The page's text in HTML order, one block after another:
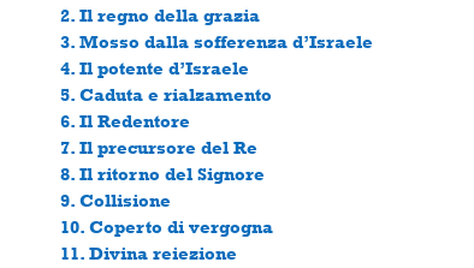
2. Il regno della grazia
3. Mosso dalla sofferenza d’Israele
4. Il potente d’Israele
5. Caduta e rialzamento
6. Il Redentore
7. Il precursore del Re
8. Il ritorno del Signore
9. Collisione
10. Coperto di vergogna
11. Divina reiezione